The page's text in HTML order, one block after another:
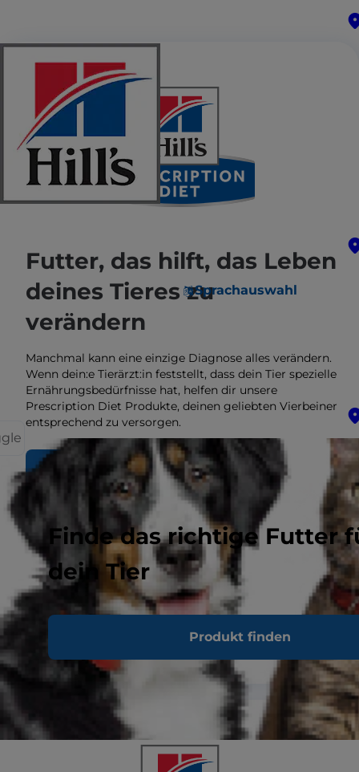
Sprachauswahl
Finde das richtige Futter
dein Tier
Produkt finden
Futter, das hilft, das Leben
deines Tieres zu
verändern
Manchmal kann eine einzige Diagnose alles verändern.
Wenn dein:e Tierärzt:in feststellt, dass dein Tier spezielle
Ernährungsbedürfnisse hat, helfen dir unsere
Prescription Diet Produkte, deinen geliebten Vierbeiner
entsprechend zu versorgen.
ÜBER PRESCRIPTION DIET